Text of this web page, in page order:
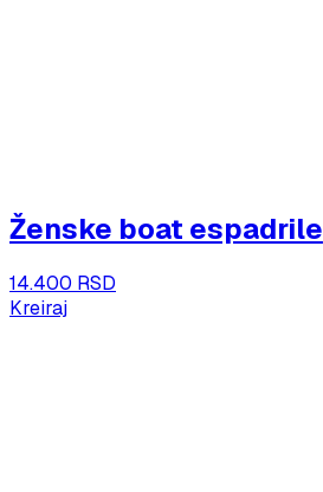
Ženske boat espadrile
14.400 RSD
Kreiraj